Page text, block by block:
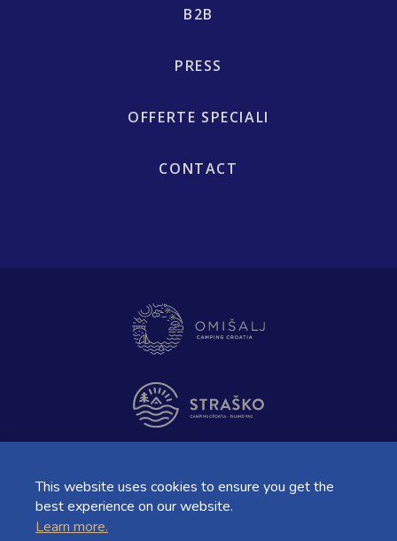
This website uses cookies to ensure you get the
best experience on our website.
Learn more.
B2B
PRESS
OFFERTE SPECIALI
CONTACT